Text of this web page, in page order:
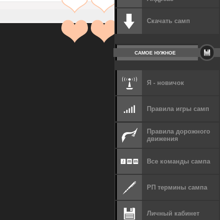
Скачать самп
САМОЕ НУЖНОЕ
Я - новичок
Правила игры самп
Правила дорожного
движения
Все команды сампа
РП термины сампа
Личный кабинет